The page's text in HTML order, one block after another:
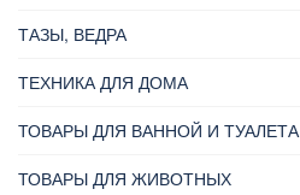
ТАЗЫ, ВЕДРА
ТЕХНИКА ДЛЯ ДОМА
ТОВАРЫ ДЛЯ ВАННОЙ И ТУАЛЕТА
ТОВАРЫ ДЛЯ ЖИВОТНЫХ